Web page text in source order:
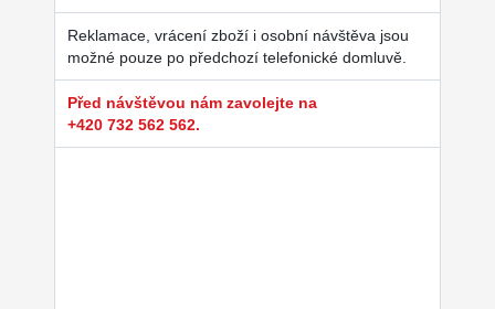
Reklamace, vrácení zboží i osobní návštěva jsou
možné pouze po předchozí telefonické domluvě.
Před návštěvou nám zavolejte na
+420 732 562 562.